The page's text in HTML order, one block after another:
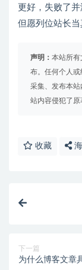
更好，失败了
但愿列位站长当
声明： 本站所有
布。任何个人或
采集、发布本
站内容侵犯了原
收藏
下一篇
为什么博客文章